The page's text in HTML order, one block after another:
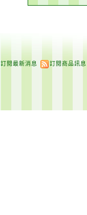
訂閱最新消息 訂閱商品訊息